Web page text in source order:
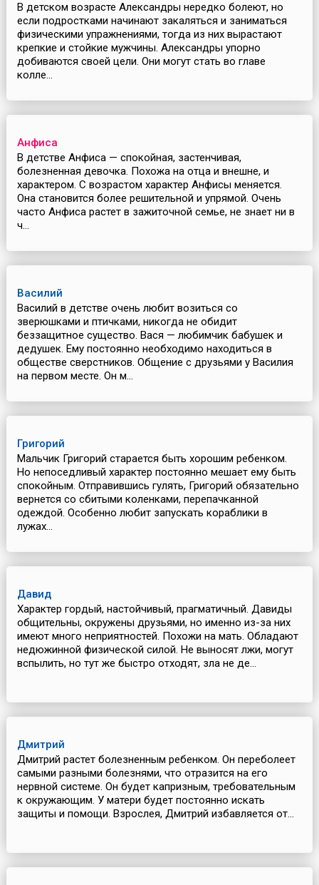
В детском возрасте Александры нередко болеют, но
если подростками начинают закаляться и заниматься
физическими упражнениями, тогда из них вырастают
крепкие и стойкие мужчины. Александры упорно
добиваются своей цели. Они могут стать во главе
колле...
Анфиса
В детстве Анфиса — спокойная, застенчивая,
болезненная девочка. Похожа на отца и внешне, и
характером. С возрастом характер Анфисы меняется.
Она становится более решительной и упрямой. Очень
часто Анфиса растет в зажиточной семье, не знает ни в
ч...
Василий
Василий в детстве очень любит возиться со
зверюшками и птичками, никогда не обидит
беззащитное существо. Вася — любимчик бабушек и
дедушек. Ему постоянно необходимо находиться в
обществе сверстников. Общение с друзьями у Василия
на первом месте. Он м...
Григорий
Мальчик Григорий старается быть хорошим ребенком.
Но непоседливый характер постоянно мешает ему быть
спокойным. Отправившись гулять, Григорий обязательно
вернется со сбитыми коленками, перепачканной
одеждой. Особенно любит запускать кораблики в
лужах...
Давид
Характер гордый, настойчивый, прагматичный. Давиды
общительны, окружены друзьями, но именно из-за них
имеют много неприятностей. Похожи на мать. Обладают
недюжинной физической силой. Не выносят лжи, могут
вспылить, но тут же быстро отходят, зла не де...
Дмитрий
Дмитрий растет болезненным ребенком. Он переболеет
самыми разными болезнями, что отразится на его
нервной системе. Он будет капризным, требовательным
к окружающим. У матери будет постоянно искать
защиты и помощи. Взрослея, Дмитрий избавляется от...